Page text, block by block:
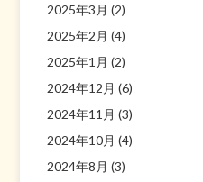
2025年3月 (2)
2025年2月 (4)
2025年1月 (2)
2024年12月 (6)
2024年11月 (3)
2024年10月 (4)
2024年8月 (3)